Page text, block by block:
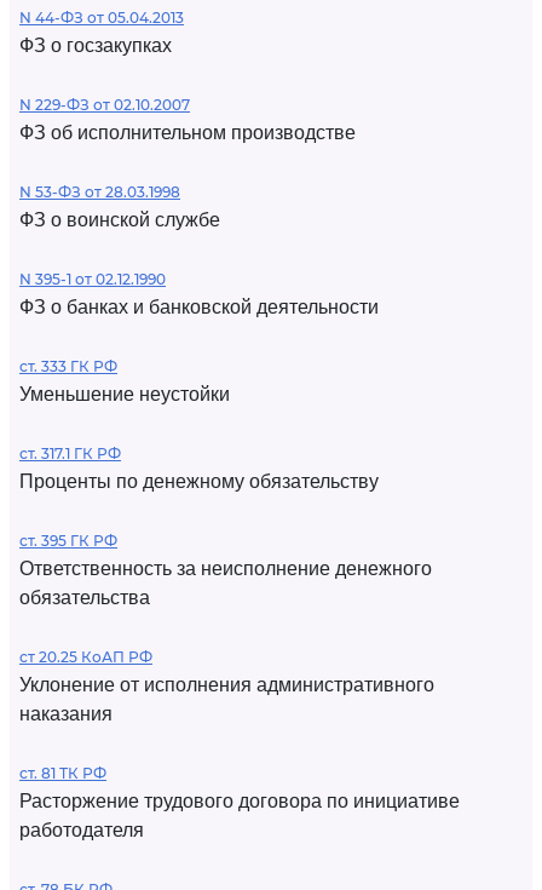
N 44-ФЗ от 05.04.2013
ФЗ о госзакупках
N 229-ФЗ от 02.10.2007
ФЗ об исполнительном производстве
N 53-ФЗ от 28.03.1998
ФЗ о воинской службе
N 395-1 от 02.12.1990
ФЗ о банках и банковской деятельности
ст. 333 ГК РФ
Уменьшение неустойки
ст. 317.1 ГК РФ
Проценты по денежному обязательству
ст. 395 ГК РФ
Ответственность за неисполнение денежного
обязательства
ст 20.25 КоАП РФ
Уклонение от исполнения административного
наказания
ст. 81 ТК РФ
Расторжение трудового договора по инициативе
работодателя